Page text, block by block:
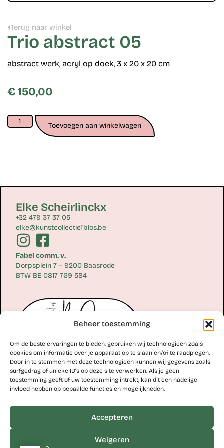
Beheer toestemming
Om de beste ervaringen te bieden, gebruiken wij technologieën zoals
cookies om informatie over je apparaat op te slaan en/of te raadplegen.
Door in te stemmen met deze technologieën kunnen wij gegevens zoals
surfgedrag of unieke ID's op deze site verwerken. Als je geen
toestemming geeft of uw toestemming intrekt, kan dit een nadelige
invloed hebben op bepaalde functies en mogelijkheden.
Accepteren
Weigeren
Terug naar winkel
Trio abstract 05
abstract werk, acryl op doek, 3 x 20 x 20 cm
€150,00
Toevoegen aan winkelwagen
Elke Scheirlinckx
+32 479 37 37 05
elke@kunstcollectiefblos.be
Fabel comm. v.
Dorpsplein 7 – 9200 Baasrode
BTW BE 0817 769 584
Erik Scheirlinckx
erik@kunstcollectiefblos.be
Hoekskenstraat 8 – 9310 Moorsel